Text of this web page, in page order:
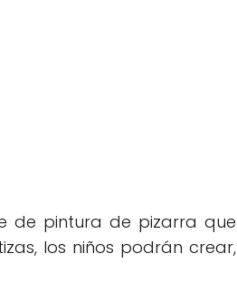
de pintura de pizarra que
los niños podrán crear,